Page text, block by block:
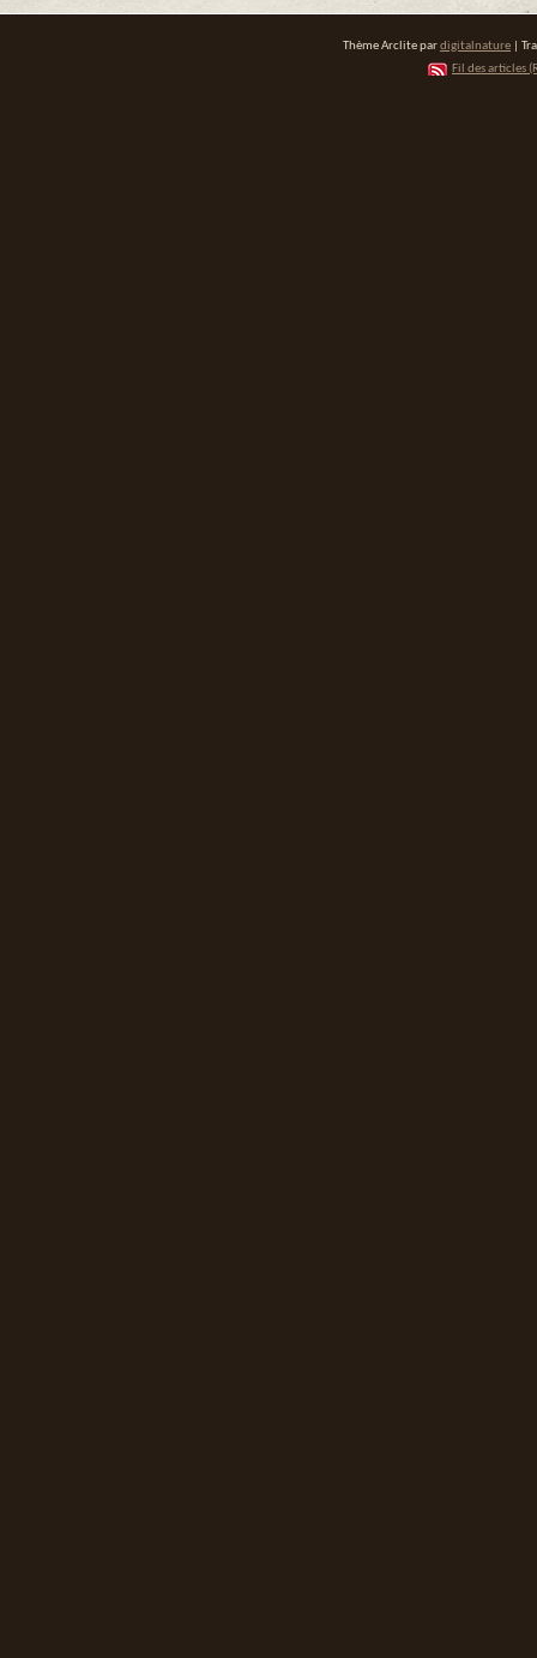
Thème Arclite pardigitalnature |
Fil des articles